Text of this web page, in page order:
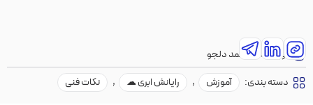
نویسنده:محمد دلجو
دسته بندی:
آموزش , رایانش ابری ☁ , نکات فنی